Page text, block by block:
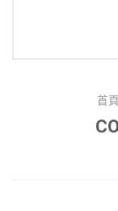
首頁